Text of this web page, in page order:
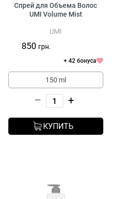
Спрей для Объема Волос
UMI Volume Mist
UMI
850 грн.
+ 42 бонуса
150 ml
– +
КУПИТЬ